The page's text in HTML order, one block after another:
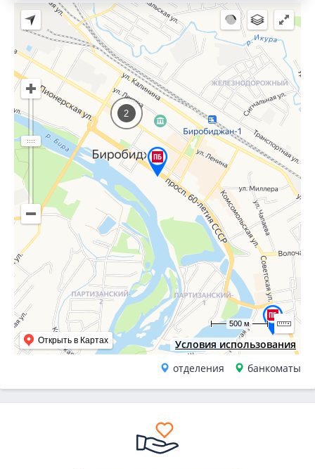
Условия использования
Открыть в Картах
500 м
2
отделения банкоматы